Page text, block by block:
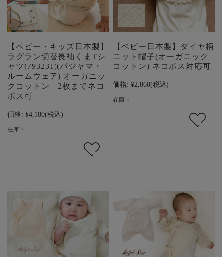
【ベビー・キッズ日本製】
ラグラン切替長袖くまTシ
ャツ(793231)(パジャマ・
ルームウェア) オーガニッ
クコットン 2枚までネコ
ポス可
価格: ¥4,180(税込)
在庫 ×
【ベビー日本製】ダイヤ柄
ニット帽子(オーガニック
コットン) ネコポス対応可
価格: ¥2,860(税込)
在庫 ×